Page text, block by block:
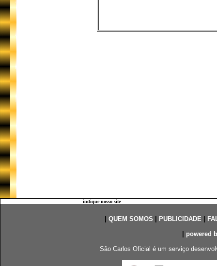
indique nosso site
QUEM SOMOS PUBLICIDADE|
powered
São Carlos Oficial é um serviço